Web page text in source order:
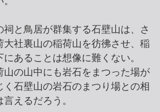
祠と鳥居が群集する石壁山は、さ
大社裏山の稲荷山を彷彿させ、稲
あることは想像に難くない。
山の山中にも岩石をまつった場が
く石壁山の岩石のまつり場との相
えるだろう。